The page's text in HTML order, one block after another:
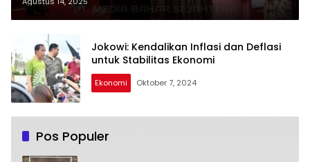
Jokowi: Kendalikan Inflasi dan Deflasi
untuk Stabilitas Ekonomi
Ekonomi Oktober 7, 2024
Pos Populer